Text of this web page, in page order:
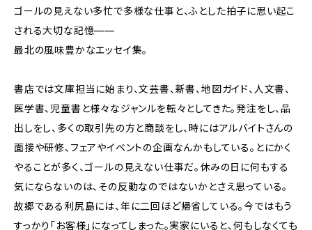
ゴールの見えない多忙で多様な仕事と、ふとした拍子に思い起こ
される大切な記憶——
最北の風味豊かなエッセイ集。
書店では文庫担当に始まり、文芸書、新書、地図ガイド、人文書、
医学書、児童書と様々なジャンルを転々としてきた。発注をし、品
出しをし、多くの取引先の方と商談をし、時にはアルバイトさんの
面接や研修、フェアやイベントの企画なんかもしている。とにかく
やることが多く、ゴールの見えない仕事だ。休みの日に何もする
気にならないのは、その反動なのではないかとさえ思っている。
故郷である利尻島には、年に二回ほど帰省している。今ではもう
すっかり「お客様」になってしまった。実家にいると、何もしなくても